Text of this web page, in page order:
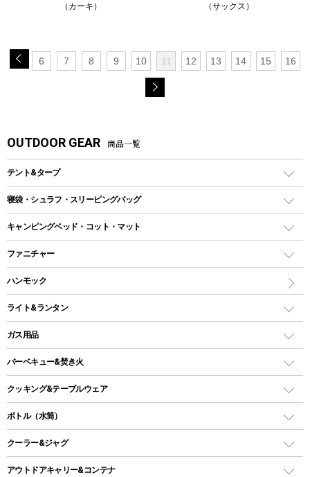
（カーキ）
（サックス）
6 7 8 9 10 11 12 13 14 15 16
OUTDOOR GEAR 商品一覧
テント&タープ
テント
ツールームテント
ワンポールテント
シェルターテント
ロッジ型・オリジナルテント
タープ
スクエアタープ（レクタタープ）
メッシュタープ
自立式タープ
寝袋・シュラフ・スリーピングバッグ
レクタングラー型（封筒型）シュラフ
インナーシュラフ
キャンピングベッド・コット・マット
キャンピングベッド・コット
インフレータブルマット
ファニチャー
アウトドアテーブル
レジャーシート
ハンモック
ライト&ランタン
LEDランタン
ガスランタン
オイルランタン
LEDライト
ヘッドライト
キャンドル
ガス用品
ガスバーナー
ガス缶
ガストーチ、ライター
バーベキュー&焚き火
バーベキューコンロ、グリル
焚き火台タイプ（ロースタイル）グリル
卓上タイプグリル
パーティータイプグリル
クッキング&テーブルウェア
ダッチオーブン
ホットサンドメーカー
ボトル（水筒）
ステンレスボトル
クーラー&ジャグ
クーラーボックス
アウトドアキャリー&コンテナ